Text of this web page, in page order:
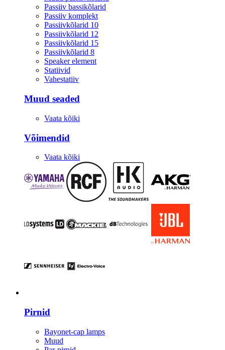
Passiiv bassikõlarid
Passiiv komplekt
Passiivkõlarid 10
Passiivkõlarid 12
Passiivkõlarid 15
Passiivkõlarid 8
Speaker element
Statiivid
Vahestatiiv
Muud seaded
Vaata kõiki
Võimendid
Vaata kõiki
Pirnid
Bayonet-cap lamps
Muud